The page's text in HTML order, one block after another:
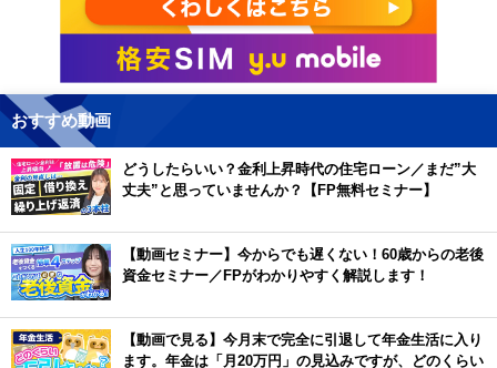
おすすめ動画
どうしたらいい？金利上昇時代の住宅ローン／まだ”大
丈夫”と思っていませんか？【FP無料セミナー】
【動画セミナー】今からでも遅くない！60歳からの老後
資金セミナー／FPがわかりやすく解説します！
【動画で見る】今月末で完全に引退して年金生活に入り
ます。年金は「月20万円」の見込みですが、どのくらい